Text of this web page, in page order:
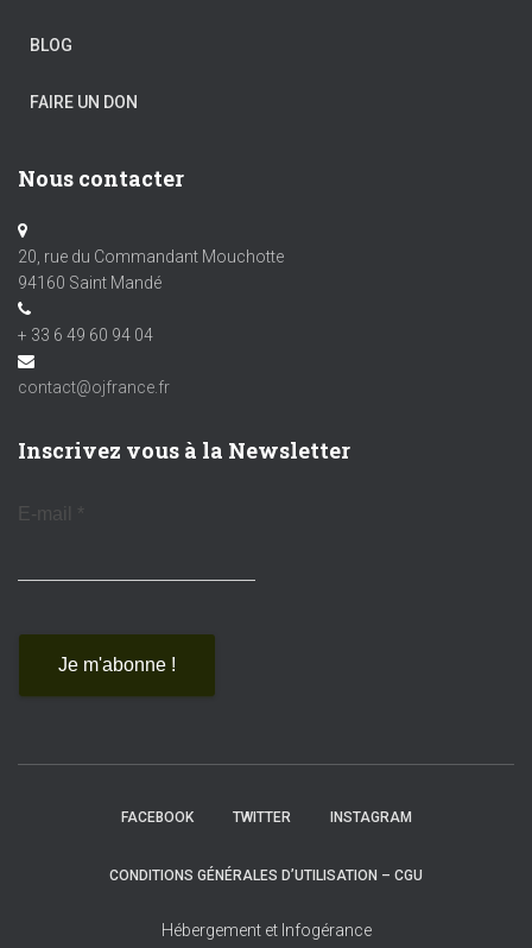
BLOG
FAIRE UN DON
Nous contacter
20, rue du Commandant Mouchotte
94160 Saint Mandé
+ 33 6 49 60 94 04
contact@ojfrance.fr
Inscrivez vous à la Newsletter
E-mail *
FACEBOOK TWITTER INSTAGRAM
CONDITIONS GÉNÉRALES D’UTILISATION – CGU
Hébergement et Infogérance